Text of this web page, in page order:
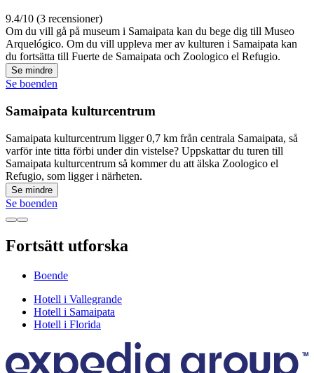
9.4/10 (3 recensioner)
Om du vill gå på museum i Samaipata kan du bege dig till Museo
Arquelógico. Om du vill uppleva mer av kulturen i Samaipata kan
du fortsätta till Fuerte de Samaipata och Zoologico el Refugio.
Se mindre
Se boenden
Samaipata kulturcentrum
Samaipata kulturcentrum ligger 0,7 km från centrala Samaipata, så
varför inte titta förbi under din vistelse? Uppskattar du turen till
Samaipata kulturcentrum så kommer du att älska Zoologico el
Refugio, som ligger i närheten.
Se mindre
Se boenden
Fortsätt utforska
Boende
Hotell i Vallegrande
Hotell i Samaipata
Hotell i Florida